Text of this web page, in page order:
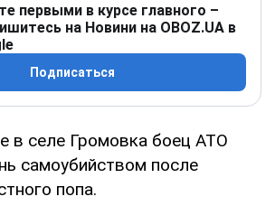
первыми в курсе главного –
на Новини на OBOZ.UA в
Подписаться
в селе Громовка боец АТО
самоубийством после
попа.